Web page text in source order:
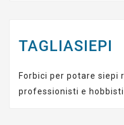
TAGLIASIEPI
Forbici per potare siepi
professionisti e